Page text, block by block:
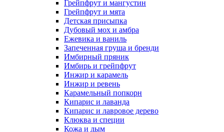
Грейпфрут и мангустин
Грейпфрут и мята
Детская присыпка
Дубовый мох и амбра
Ежевика и ваниль
Запеченная груша и бренди
Имбирный пряник
Имбирь и грейпфрут
Инжир и карамель
Инжир и ревень
Карамельный попкорн
Кипарис и лаванда
Кипарис и лавровое дерево
Клюква и специи
Кожа и дым